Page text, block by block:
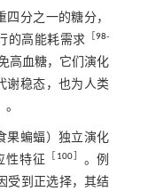
分之一的糖分，
的高能耗需求 ［98-
高血糖，它们演化
谢稳态，也为人类
。
果蝙蝠）独立演化
性特征
100］ 。例
受到正选择，其结